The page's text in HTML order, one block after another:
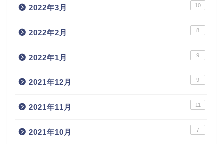
2022年3月 10
2022年2月 8
2022年1月 9
2021年12月 9
2021年11月 11
2021年10月 7